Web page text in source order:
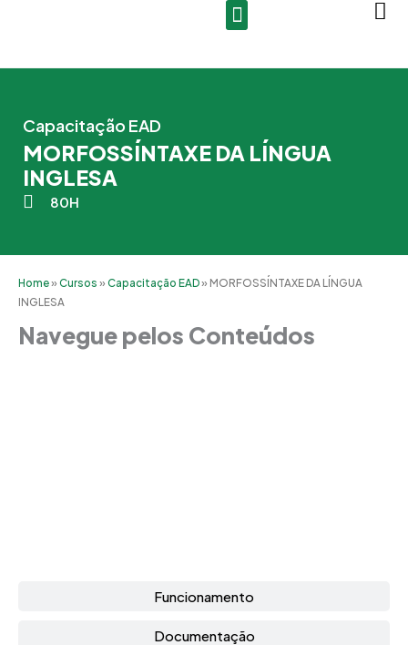
Capacitação EAD
MORFOSSÍNTAXE DA LÍNGUA
INGLESA
80H
Home»Cursos »Capacitação EAD» MORFOSSÍNTAXE DA LÍNGUA
INGLESA
Navegue pelos Conteúdos
Funcionamento
Documentação